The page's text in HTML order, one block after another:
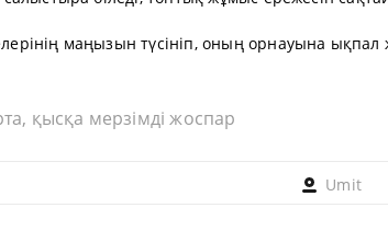
маңызын түсініп, оның орнауына ықпал
қысқа мерзімді жоспар
Umit